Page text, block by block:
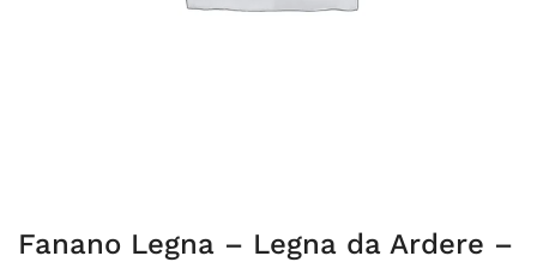
Fanano Legna – Legna da Ardere –